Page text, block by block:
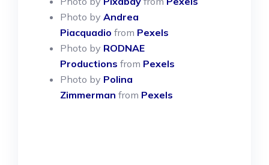
Photo by Andrea
Piacquadio from Pexels
Photo by RODNAE
Productions from Pexels
Photo by Polina
Zimmerman from Pexels